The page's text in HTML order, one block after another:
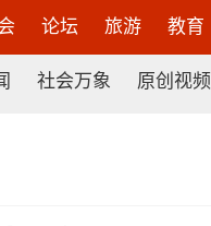
论坛 旅游 教育
社会万象 原创视频